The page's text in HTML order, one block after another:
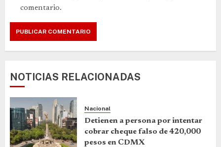
comentario.
NOTICIAS RELACIONADAS
Nacional
Detienen a persona por intentar
cobrar cheque falso de 420,000
pesos en CDMX